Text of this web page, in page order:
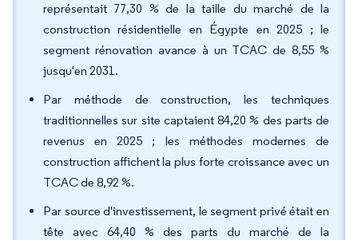
représentait 77,30 % de la taille du marché de la
construction résidentielle en Égypte en 2025 ; le
segment rénovation avance à un TCAC de 8,55 %
jusqu'en 2031.
Par méthode de construction, les techniques
traditionnelles sur site captaient 84,20 % des parts de
revenus en 2025 ; les méthodes modernes de
construction affichent la plus forte croissance avec un
TCAC de 8,92 %.
Par source d'investissement, le segment privé était en
tête avec 64,40 % des parts du marché de la